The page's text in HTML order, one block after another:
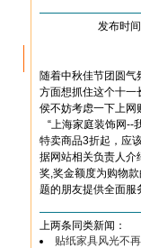
发布时
随着中秋佳节团圆
方面想抓住这个十一
侯不妨考虑一下上
“上海家庭装饰网--
特卖商品3折起，应
据网站相关负责人介
奖,奖金额度为购物
题的朋友提供全面服
上两条同类新闻：
贴纸家具风光不